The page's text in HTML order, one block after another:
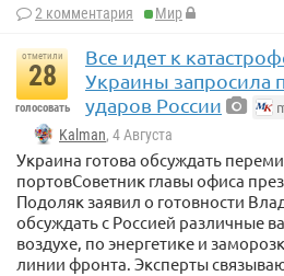
2 комментария Мир
отметили
28
голосовать
Все идет к
Украины запросила
ударов России
Kalman, 4 Августа
Украина готова обсуждать
портовСоветник главы офиса
Подоляк заявил о готовности
обсуждать с Россией различные
воздухе, по энергетике и
линии фронта. Эксперты